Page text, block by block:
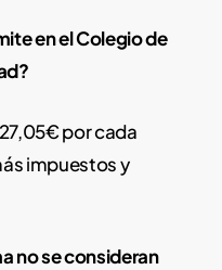
en el Colegio de
por cada
impuestos y
no se consideran